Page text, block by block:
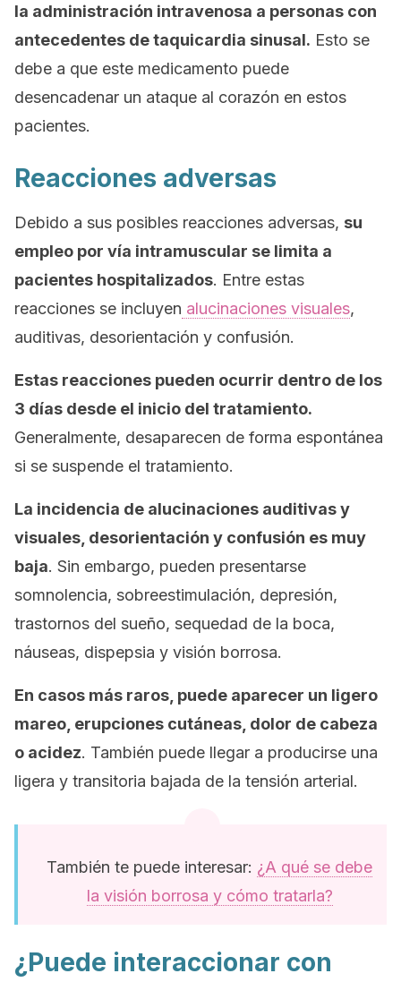
la administración intravenosa a personas con
antecedentes de ta­quicardia sinusal. Esto se
debe a que este medicamento puede
desencadenar un ataque al corazón en estos
pacientes.
Reacciones adversas
Debido a sus posibles reacciones adversas, su
empleo por vía intramuscular se limita a
pacientes hospitalizados. Entre estas
reacciones se incluyen alucinaciones visuales,
auditivas, desorientación y confusión.
Estas reacciones pueden ocurrir dentro de los
3 días desde el inicio del tratamiento.
Generalmente, desaparecen de forma espontánea
si se suspende el tratamiento.
La incidencia de alucinaciones auditivas y
visuales, desorientación y confusión es muy
baja. Sin embargo, pueden presentarse
somnolencia, sobreestimulación, depresión,
trastornos del sueño, sequedad de la boca,
náuseas, dispepsia y visión borrosa.
En casos más raros, puede aparecer un ligero
mareo, erupciones cutáneas, dolor de cabeza
o acidez. También puede llegar a producirse una
ligera y transitoria bajada de la tensión arterial.
También te puede interesar: ¿A qué se debe
la visión borrosa y cómo tratarla?
¿Puede interaccionar con